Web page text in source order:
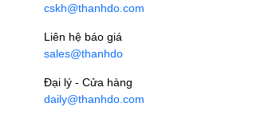
cskh@thanhdo.com
Liên hệ báo giá
sales@thanhdo
Đại lý - Cửa hàng
daily@thanhdo.com